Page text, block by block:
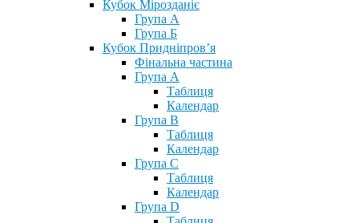
Кубок Мірозданіє
Група А
Група Б
Кубок Придніпров’я
Фінальна частина
Група А
Таблиця
Календар
Група В
Таблиця
Календар
Група С
Таблиця
Календар
Група D